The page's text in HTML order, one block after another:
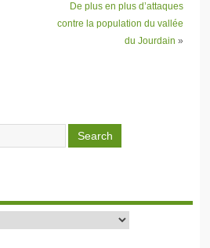
De plus en plus d’attaques
contre la population du vallée
du Jourdain »